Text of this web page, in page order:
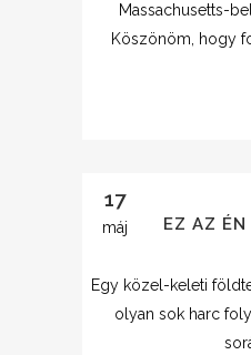
Massachusetts-
Köszönöm, hogy
17
máj EZ AZ
Egy közel-keleti
olyan sok harc